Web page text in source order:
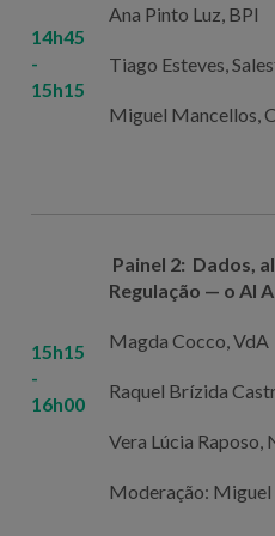
14h45
-
15h15
Ana Pinto Luz, BPI
Tiago Esteves,
Miguel Mancellos,
15h15
-
16h00
Painel 2: Dados,
Regulação — o AI
Magda Cocco, VdA
Raquel Brízida
Vera Lúcia Raposo,
Moderação: Miguel